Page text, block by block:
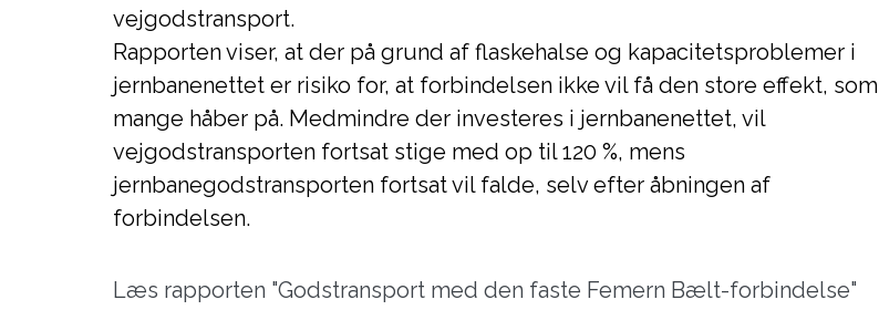
vejgodstransport.
Rapporten viser, at der på grund af flaskehalse og kapacitetsproblemer i
jernbanenettet er risiko for, at forbindelsen ikke vil få den store effekt, som
mange håber på. Medmindre der investeres i jernbanenettet, vil
vejgodstransporten fortsat stige med op til 120 %, mens
jernbanegodstransporten fortsat vil falde, selv efter åbningen af
forbindelsen.
Læs rapporten "Godstransport med den faste Femern Bælt-forbindelse"